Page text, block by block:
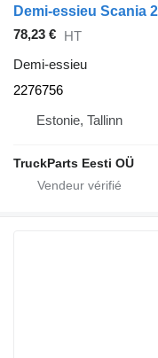
78,23 € HT
Demi-essieu
2276756
Estonie, Tallinn
TruckParts Eesti OÜ